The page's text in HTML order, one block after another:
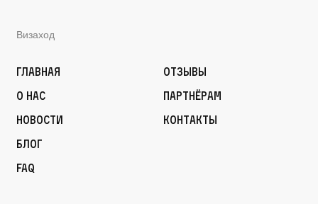
Визаход
Главная
О нас
Новости
Блог
FAQ
Отзывы
Партнёрам
Контакты